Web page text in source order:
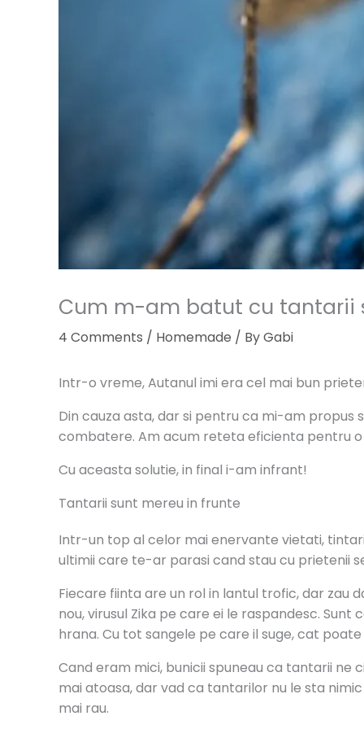
Cum m-am batut cu tantarii
4 Comments / Homemade / ByGabi
Intr-o vreme, Autanul imi era cel mai bun
Din cauza asta, dar si pentru ca mi-am
combatere. Am acum reteta eficienta pentru
Cu aceasta solutie, in final i-am infrant!
Tantarii sunt mereu in frunte
Intr-un top al celor mai enervante vietati,
ultimii care te-ar parasi cand stau cu prietenii
Fiecare fiinta are un rol in lantul trofic, dar zau
nou, virusul Zika pe care ei le raspandesc.
hrana. Cu tot sangele pe care il suge, cat
Cand eram mici, bunicii spuneau ca tantarii ne
mai atoasa, dar vad ca tantarilor nu le sta
mai rau.